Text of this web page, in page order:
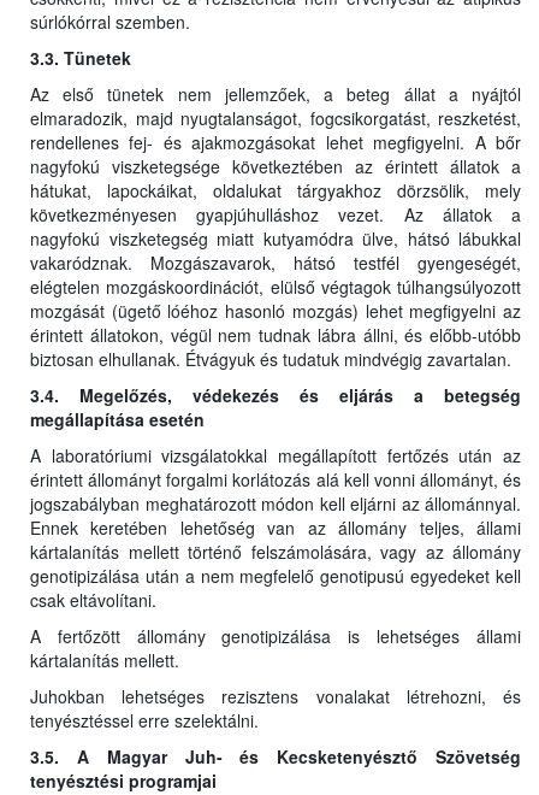
súrlókórral szemben.
3.3. Tünetek
Az első tünetek nem jellemzőek, a beteg állat a nyájtól
elmaradozik, majd nyugtalanságot, fogcsikorgatást, reszketést,
rendellenes fej- és ajakmozgásokat lehet megfigyelni. A bőr
nagyfokú viszketegsége következtében az érintett állatok a
hátukat, lapockáikat, oldalukat tárgyakhoz dörzsölik, mely
következményesen gyapjúhulláshoz vezet. Az állatok a
nagyfokú viszketegség miatt kutyamódra ülve, hátsó lábukkal
vakaródznak. Mozgászavarok, hátsó testfél gyengeségét,
elégtelen mozgáskoordinációt, elülső végtagok túlhangsúlyozott
mozgását (ügető lóéhoz hasonló mozgás) lehet megfigyelni az
érintett állatokon, végül nem tudnak lábra állni, és előbb-utóbb
biztosan elhullanak. Étvágyuk és tudatuk mindvégig zavartalan.
3.4. Megelőzés, védekezés és eljárás a betegség
megállapítása esetén
A laboratóriumi vizsgálatokkal megállapított fertőzés után az
érintett állományt forgalmi korlátozás alá kell vonni állományt, és
jogszabályban meghatározott módon kell eljárni az állománnyal.
Ennek keretében lehetőség van az állomány teljes, állami
kártalanítás mellett történő felszámolására, vagy az állomány
genotipizálása után a nem megfelelő genotipusú egyedeket kell
csak eltávolítani.
A fertőzött állomány genotipizálása is lehetséges állami
kártalanítás mellett.
Juhokban lehetséges rezisztens vonalakat létrehozni, és
tenyésztéssel erre szelektálni.
3.5. A Magyar Juh- és Kecsketenyésztő Szövetség
tenyésztési programjai